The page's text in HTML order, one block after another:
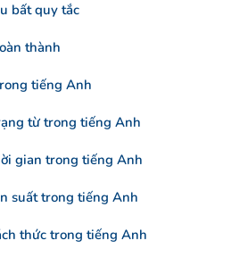
bất quy tắc
thành
tiếng Anh
từ trong tiếng Anh
gian trong tiếng Anh
suất trong tiếng Anh
thức trong tiếng Anh